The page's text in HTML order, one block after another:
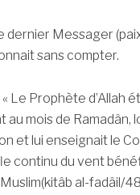
dernier Messager
sans compter.
« Le Prophète
mois de Ramadân,
et lui enseignait le
continu du vent
al-fadâil/